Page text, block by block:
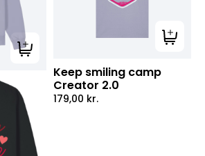
Tilføj til kurv
Tilføj
Keep smiling camp
Creator 2.0
179,00 kr.